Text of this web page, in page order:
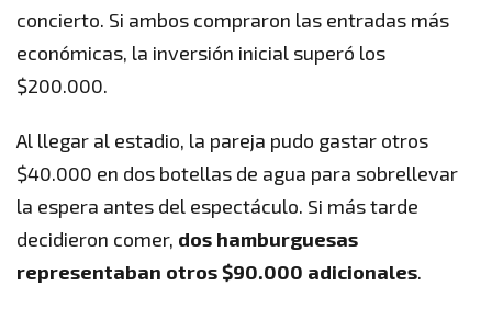
concierto. Si ambos compraron las entradas más
económicas, la inversión inicial superó los
$200.000.
Al llegar al estadio, la pareja pudo gastar otros
$40.000 en dos botellas de agua para sobrellevar
la espera antes del espectáculo. Si más tarde
decidieron comer, dos hamburguesas
representaban otros $90.000 adicionales.